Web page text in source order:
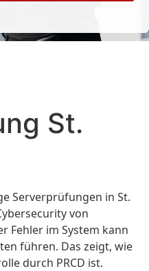
St.
Serverprüfungen in St.
von
Fehler im System kann
führen. Das zeigt, wie
durch PRCD ist.